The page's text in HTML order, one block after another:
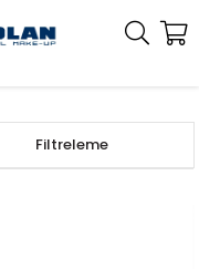
Filtreleme